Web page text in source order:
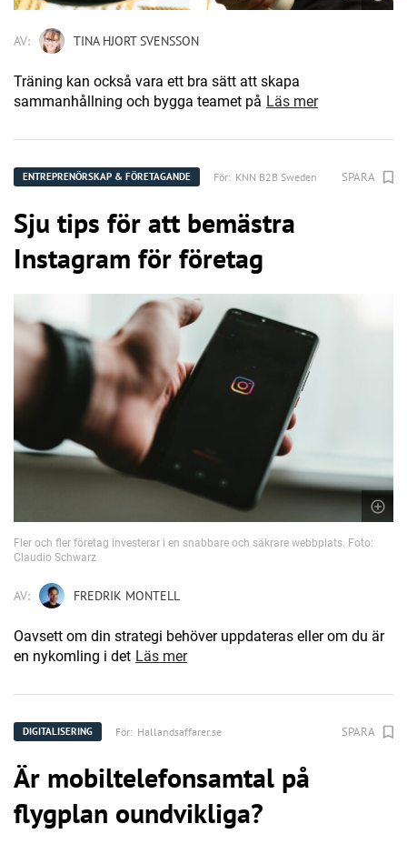
AV: TINA HJORT SVENSSON
Träning kan också vara ett bra sätt att skapa
sammanhållning och bygga teamet på Läs mer
ENTREPRENÖRSKAP & FÖRETAGANDE För: KNN B2B Sweden SPARA
Sju tips för att bemästra
Instagram för företag
Fler och fler företag investerar i en snabbare och säkrare webbplats. Foto:
Claudio Schwarz
AV: FREDRIK MONTELL
Oavsett om din strategi behöver uppdateras eller om du är
en nykomling i det Läs mer
DIGITALISERING För: Hallandsaffarer.se SPARA
Är mobiltelefonsamtal på
flygplan oundvikliga?